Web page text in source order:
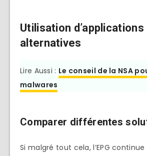
Utilisation d’applications
alternatives
Lire Aussi : Le conseil de la NSA
malwares
Comparer différentes
Si malgré tout cela, l’EPG